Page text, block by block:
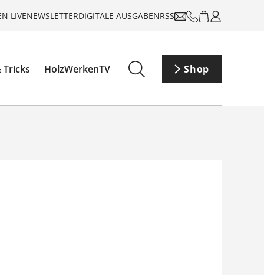
LIVENEWSLETTERDIGITALE AUSGABENRSS
Tricks HolzWerkenTV Shop